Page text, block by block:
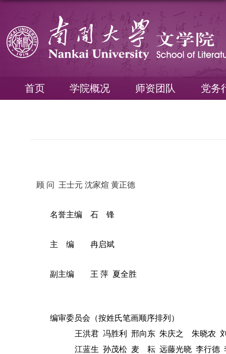
首页 学院概况 师资团队 党务
顾 问 王士元 沈家煊 黄正德
名誉主编 石 锋
主 编 冉启斌
副主编 王 萍 夏全胜
编审委员会（按姓氏笔画顺序排列 ）
王洪君 冯胜利 邢向东 朱庆之 朱晓农
江蓝生 孙茂松 麦 耘 远藤光晓 李行德